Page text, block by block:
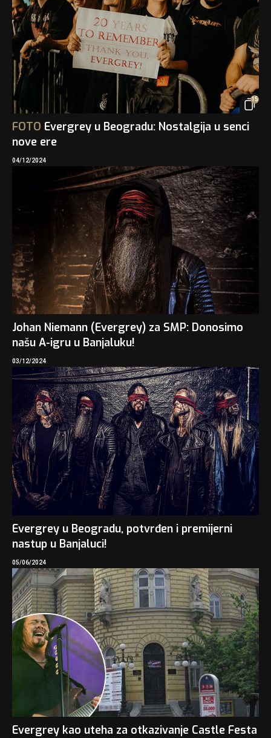
15
FOTO Evergrey u Beogradu: Nostalgija u senci
nove ere
04/12/2024
Johan Niemann (Evergrey) za SMP: Donosimo
našu A-igru u Banjaluku!
03/12/2024
Evergrey u Beogradu, potvrđen i premijerni
nastup u Banjaluci!
05/06/2024
Evergrey kao uteha za otkazivanje Castle Festa